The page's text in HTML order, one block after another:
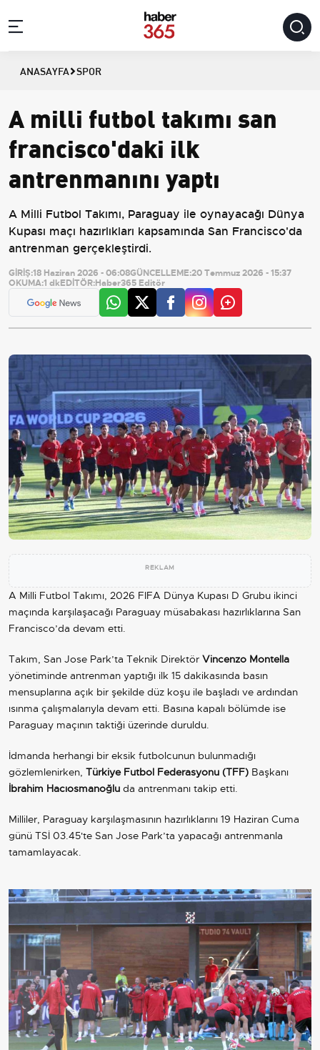
ANASAYFA SPOR
A milli futbol takımı san
francisco'daki ilk
antrenmanını yaptı
A Milli Futbol Takımı, Paraguay ile oynayacağı Dünya
Kupası maçı hazırlıkları kapsamında San Francisco'da
antrenman gerçekleştirdi.
GİRİŞ:18 Haziran 2026 - 06:08GÜNCELLEME:20 Temmuz 2026 - 15:37
OKUMA:1 dkEDİTÖR:Haber365 Editör
REKLAM
A Milli Futbol Takımı, 2026 FIFA Dünya Kupası D Grubu ikinci
maçında karşılaşacağı Paraguay müsabakası hazırlıklarına San
Francisco’da devam etti.
Takım, San Jose Park’ta Teknik Direktör Vincenzo Montella
yönetiminde antrenman yaptığı ilk 15 dakikasında basın
mensuplarına açık bir şekilde düz koşu ile başladı ve ardından
ısınma çalışmalarıyla devam etti. Basına kapalı bölümde ise
Paraguay maçının taktiği üzerinde duruldu.
İdmanda herhangi bir eksik futbolcunun bulunmadığı
gözlemlenirken, Türkiye Futbol Federasyonu (TFF) Başkanı
İbrahim Hacıosmanoğlu da antrenmanı takip etti.
Milliler, Paraguay karşılaşmasının hazırlıklarını 19 Haziran Cuma
günü TSİ 03.45'te San Jose Park’ta yapacağı antrenmanla
tamamlayacak.